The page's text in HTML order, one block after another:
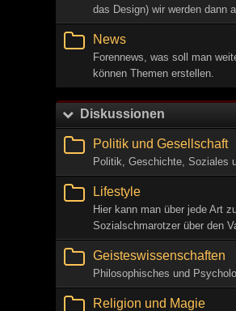
das Design) wir werden dann
News
Forennews, was soll man
können Themen erstellen.
Diskussionen
Politik und Gesellschaft
Politik, Geschichte, Soziales
Lifestyle
Hier kann man über jede Art
Sozialschmarotzer über den
Geisteswissenschaften
Philosophisches und
Religion und Magie